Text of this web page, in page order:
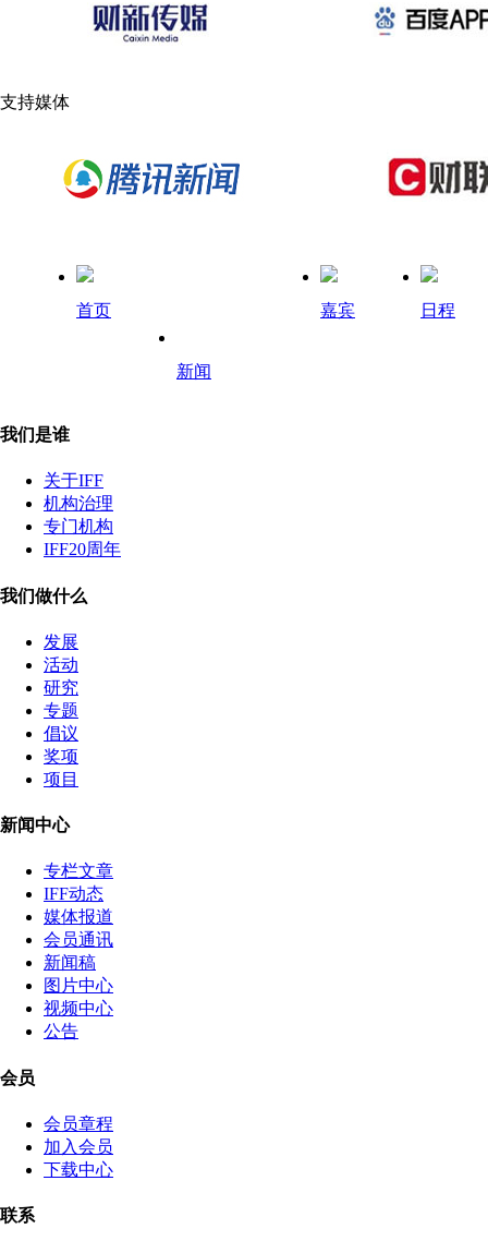
支持媒体
首页
新闻
嘉宾 日程
我们是谁
关于IFF
机构治理
专门机构
IFF20周年
我们做什么
发展
活动
研究
专题
倡议
奖项
项目
新闻中心
专栏文章
IFF动态
媒体报道
会员通讯
新闻稿
图片中心
视频中心
公告
会员
会员章程
加入会员
下载中心
联系